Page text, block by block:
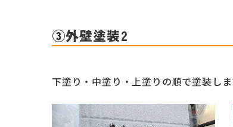
③外壁塗装2
下塗り・中塗り・上塗りの順で塗装し